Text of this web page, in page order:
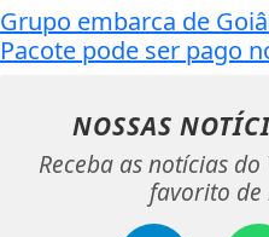
Grupo embarca de
Pacote pode ser pago
NOSSAS
Receba as notícias
favorito de